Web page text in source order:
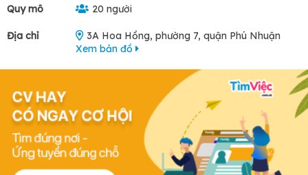
Quy mô 20 người
Địa chỉ
3A Hoa Hồng, phường 7, quận Phú Nhuận
Xem bản đồ